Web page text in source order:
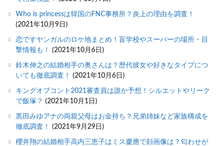
Who is princessは韓国のFNC事務所？炎上の理由を調査！
(2021年10月9日)
恋ですヤンガルのロケ地まとめ！盲学校やスーパーの場所・目
撃情報も！
(2021年10月6日)
鈴木伸之の結婚相手の奥さんは？歴代彼女や好きなタイプにつ
いても徹底調査！
(2021年10月6日)
キングオブコント2021審査員は誰か予想！シルエットやリーク
で飯塚？ (2021年10月1日)
黒田みゆアナの両親父母はお金持ち？兄弟姉妹など家族構成を
徹底調査！
(2021年9月29日)
櫻井翔の結婚相手高内三恵子はミス慶應で顔画像は？匂わせが